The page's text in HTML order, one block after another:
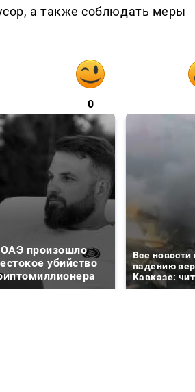
а также соблюдать меры
0
произошло
убийство
Все новости
падению
Кавказе: